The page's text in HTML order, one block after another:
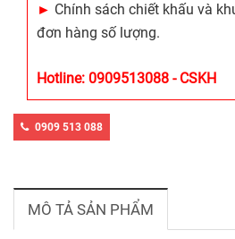
► Chính sách chiết khấu và
đơn hàng số lượng.
Hotline: 0909513088 - CSKH
0909 513 088
MÔ TẢ SẢN PHẨM